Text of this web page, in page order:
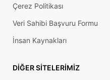
Çerez Politikası
Veri Sahibi Başvuru Formu
İnsan Kaynakları
DIĞER SITELERIMIZ